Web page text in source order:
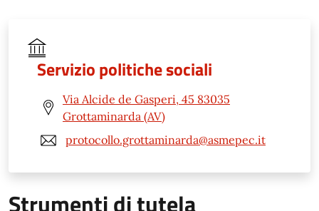
Servizio politiche sociali
Via Alcide de Gasperi, 45 83035
Grottaminarda (AV)
protocollo.grottaminarda@asmepec.it
Strumenti di tutela